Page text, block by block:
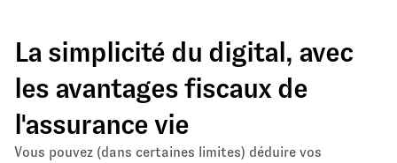
La simplicité du digital, avec
les avantages fiscaux de
l'assurance vie
Vous pouvez (dans certaines limites) déduire vos